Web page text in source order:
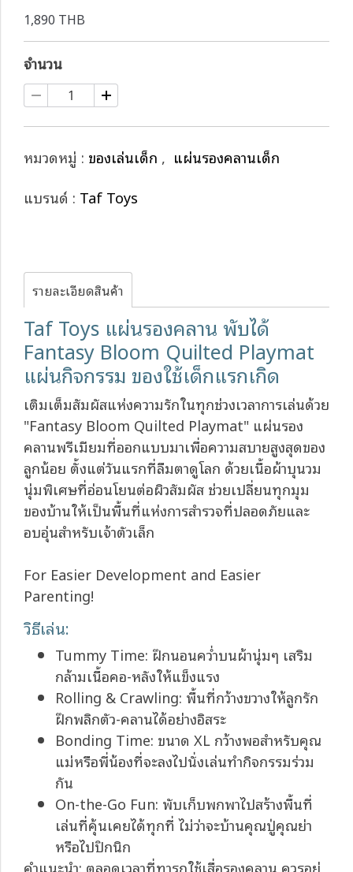
1,890 THB
จำนวน
หมวดหมู่ : ของเล่นเด็ก , แผ่นรองคลานเด็ก
แบรนด์ : Taf Toys
รายละเอียดสินค้า
Taf Toys แผ่นรองคลาน พับได้
Fantasy Bloom Quilted Playmat
แผ่นกิจกรรม ของใช้เด็กแรกเกิด
เติมเต็มสัมผัสแห่งความรักในทุกช่วงเวลาการเล่นด้วย
"Fantasy Bloom Quilted Playmat" แผ่นรอง
คลานพรีเมียมที่ออกแบบมาเพื่อความสบายสูงสุดของ
ลูกน้อย ตั้งแต่วันแรกที่ลืมตาดูโลก ด้วยเนื้อผ้าบุนวม
นุ่มพิเศษที่อ่อนโยนต่อผิวสัมผัส ช่วยเปลี่ยนทุกมุม
ของบ้านให้เป็นพื้นที่แห่งการสำรวจที่ปลอดภัยและ
อบอุ่นสำหรับเจ้าตัวเล็ก
For Easier Development and Easier
Parenting!
วิธีเล่น:
Tummy Time: ฝึกนอนคว่ำบนผ้านุ่มๆ เสริม
กล้ามเนื้อคอ-หลังให้แข็งแรง
Rolling & Crawling: พื้นที่กว้างขวางให้ลูกรัก
ฝึกพลิกตัว-คลานได้อย่างอิสระ
Bonding Time: ขนาด XL กว้างพอสำหรับคุณ
แม่หรือพี่น้องที่จะลงไปนั่งเล่นทำกิจกรรมร่วม
กัน
On-the-Go Fun: พับเก็บพกพาไปสร้างพื้นที่
เล่นที่คุ้นเคยได้ทุกที่ ไม่ว่าจะบ้านคุณปู่คุณย่า
หรือไปปิกนิก
คำแนะนำ: ตลอดเวลาที่ทารกใช้เสื่อรองคลาน ควรอยู่